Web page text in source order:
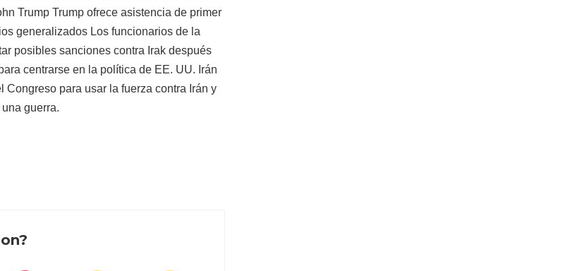
Trump Trump ofrece asistencia de primer
generalizados Los funcionarios de la
posibles sanciones contra Irak después
centrarse en la política de EE. UU. Irán
Congreso para usar la fuerza contra Irán y
guerra.